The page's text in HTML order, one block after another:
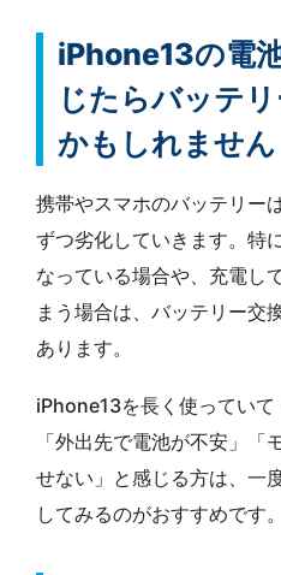
iPhone13の電
じたらバッテ
かもしれません
携帯やスマホのバッテリー
ずつ劣化していきます。特に
なっている場合や、充電し
まう場合は、バッテリー交
あります。
iPhone13を長く使っていて
「外出先で電池が不安」
せない」と感じる方は、一
してみるのがおすすめです。